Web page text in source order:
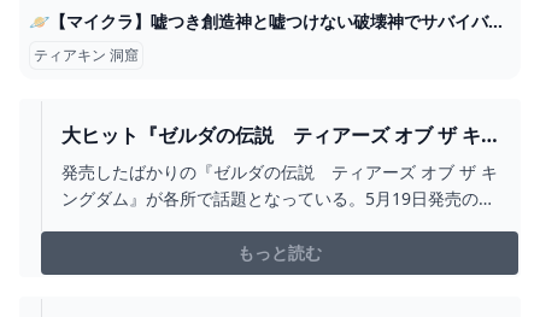
🪐【マイクラ】嘘つき創造神と嘘つけない破壊神でサバイバル👊🔥【ゆっくり実況】 - YouTube
ティアキン 洞窟
大ヒット『ゼルダの伝説 ティアーズ オブ ザ キ
ングダム』大特集、特別付録も「ニンテンドード
リーム」7月号｜REAL SOUND｜リアルサウンド
発売したばかりの『ゼルダの伝説 ティアーズ オブ ザ キ
ングダム』が各所で話題となっている。5月19日発売のニ
ト記念でNEWゼルダを大プッシュ！特別2大付録、表紙、
巻頭特集すべてが『ゼルダの伝説 ティアーズ オブ ザ キ
もっと読む